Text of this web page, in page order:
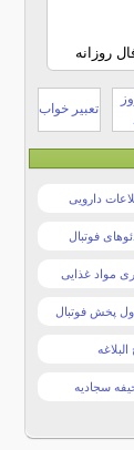
روزانه
تعبیر خواب
دارویی
فوتبال
مواد غذایی
پخش فوتبال
البلاغه
سجادیه